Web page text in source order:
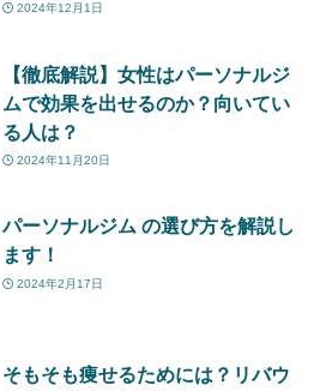
2024年12月1日
【徹底解説】女性はパーソナルジ
ムで効果を出せるのか？向いてい
る人は？
2024年11月20日
パーソナルジム の選び方を解説し
ます！
2024年2月17日
そもそも痩せるためには？リバウ